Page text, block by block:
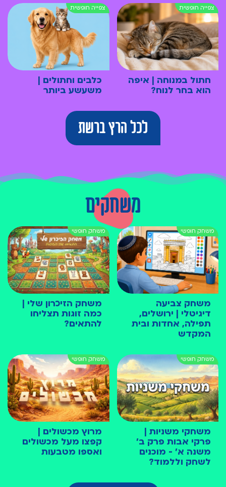
חתול במנוחה | איפה
הוא בחר לנוח?
כלבים וחתולים |
משעשע ביותר
לכל הרץ ברשת
משחקים
משחק צביעה
דיגיטלי | ירושלים,
תפילה, אחדות ובית
המקדש
משחק הזיכרון שלי |
כמה זוגות תצליחו
להתאים?
משחקי משניות |
פרקי אבות פרק ב׳
משנה א׳ - מוכנים
לשחק וללמוד?
מרוץ מכשולים |
קפצו מעל מכשולים
ואספו מטבעות